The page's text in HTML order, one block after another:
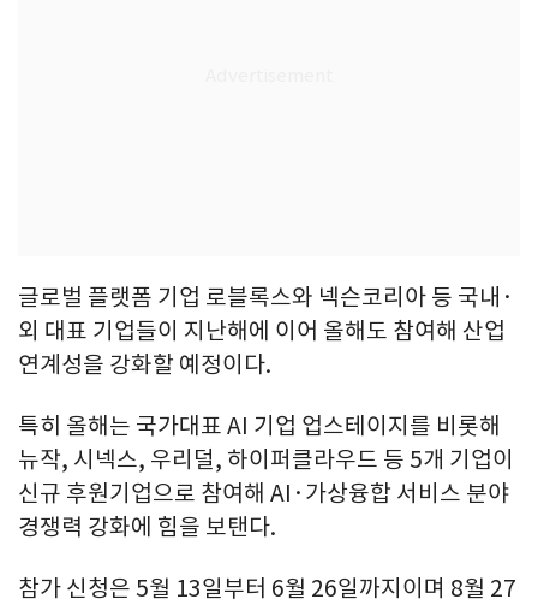
글로벌 플랫폼 기업 로블록스와 넥슨코리아 등 국내·
외 대표 기업들이 지난해에 이어 올해도 참여해 산업
연계성을 강화할 예정이다.
특히 올해는 국가대표 AI 기업 업스테이지를 비롯해
뉴작, 시넥스, 우리덜, 하이퍼클라우드 등 5개 기업이
신규 후원기업으로 참여해 AI·가상융합 서비스 분야
경쟁력 강화에 힘을 보탠다.
참가 신청은 5월 13일부터 6월 26일까지이며 8월 27